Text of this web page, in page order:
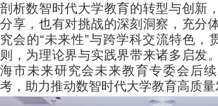
剖析数智时代大学教育的转型与创新
分享，也有对挑战的深刻洞察，充分
究会的“未来性”与跨学科交流特色，
则，为理论界与实践界带来诸多启发
海市未来研究会未来教育专委会后
考，助力推动数智时代大学教育高质